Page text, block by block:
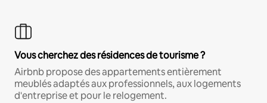
Vous cherchez des résidences de tourisme ?
Airbnb propose des appartements entièrement
meublés adaptés aux professionnels, aux logements
d'entreprise et pour le relogement.